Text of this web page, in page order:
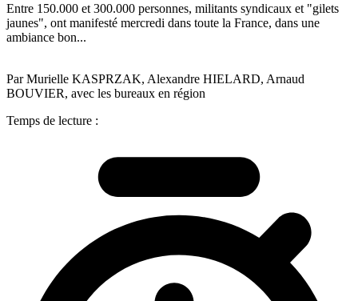
Entre 150.000 et 300.000 personnes, militants syndicaux et "gilets
jaunes", ont manifesté mercredi dans toute la France, dans une
ambiance bon...
Par Murielle KASPRZAK, Alexandre HIELARD, Arnaud
BOUVIER, avec les bureaux en région
Temps de lecture :